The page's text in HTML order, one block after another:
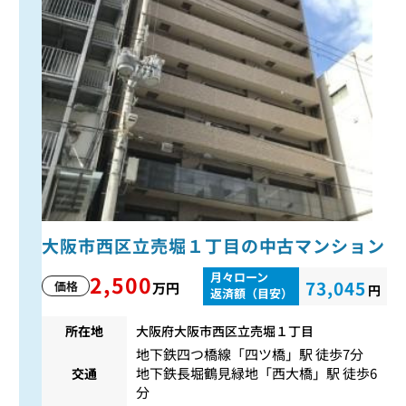
大阪市西区立売堀１丁目の中古マンション
価格 2,500万円
月々ローン
返済額（目安）
73,045 円
所在地 大阪府大阪市西区立売堀１丁目
交通
地下鉄四つ橋線 「四ツ橋」駅 徒歩7分
地下鉄長堀鶴見緑地 「西大橋」駅 徒歩6
分